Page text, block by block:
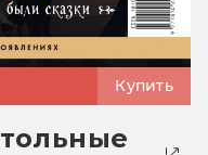
Купить